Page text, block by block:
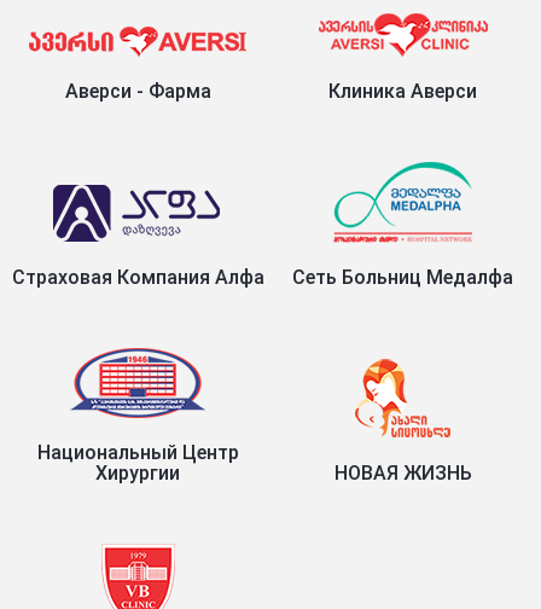
Аверси - Фарма Клиника Аверси
Страховая Компания Алфа Сеть Больниц Медалфа
Национальный Центр
Хирургии
НОВАЯ ЖИЗНЬ